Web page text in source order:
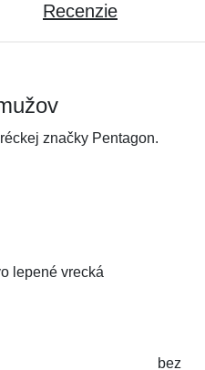
Recenzie
značky Pentagon.
lepené vrecká
bez